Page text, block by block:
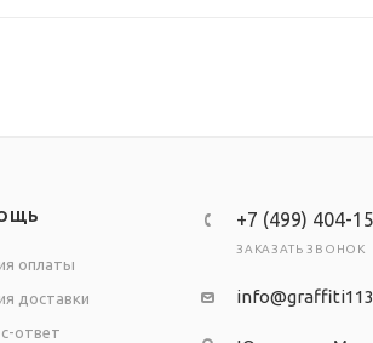
оплаты
доставки
ответ
+7 (499) 404-
ЗАКАЗАТЬ ЗВОНОК